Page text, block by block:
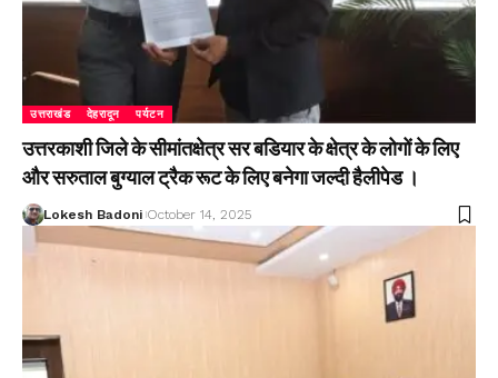
उत्तराखंड देहरादून पर्यटन
उत्तरकाशी जिले के सीमांतक्षेत्र सर बडियार के क्षेत्र के लोगों के लिए
और सरुताल बुग्याल ट्रैक रूट के लिए बनेगा जल्दी हैलीपेड ।
Lokesh Badoni October 14, 2025